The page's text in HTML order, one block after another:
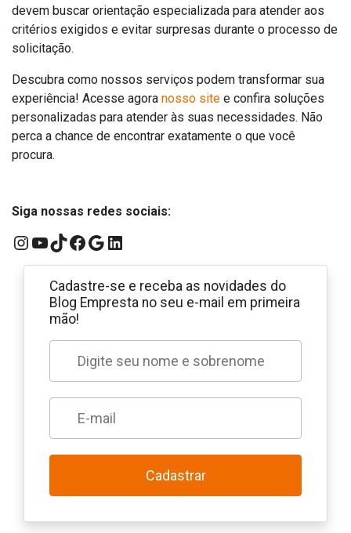
devem buscar orientação especializada para atender aos
critérios exigidos e evitar surpresas durante o processo de
solicitação.
Descubra como nossos serviços podem transformar sua
experiência! Acesse agora nosso site e confira soluções
personalizadas para atender às suas necessidades. Não
perca a chance de encontrar exatamente o que você
procura.
Siga nossas redes sociais:
Instagram
YouTube
TikTok
Facebook
Google
LinkedIn
Cadastre-se e receba as novidades do
Blog Empresta no seu e-mail em primeira
mão!
Cadastrar